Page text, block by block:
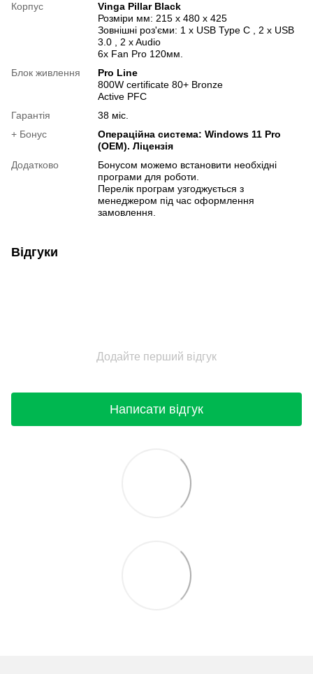
Корпус
Vinga Pillar Black
Розміри мм: 215 x 480 x 425
Зовнішні роз'єми: 1 x USB Type C , 2 x USB
3.0 , 2 x Audio
6х Fan Pro 120мм.
Блок живлення
Pro Line
800W certificate 80+ Bronze
Active PFC
Гарантія
38 міс.
+ Бонус
Операційна система: Windows 11 Pro
(OEM). Ліцензія
Додатково
Бонусом можемо встановити необхідні
програми для роботи.
Перелік програм узгоджується з
менеджером під час оформлення
замовлення.
Відгуки
Додайте перший відгук
Написати відгук